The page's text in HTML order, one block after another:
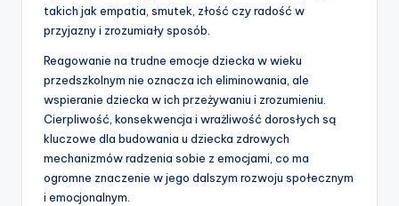
takich jak empatia, smutek, złość czy radość w
przyjazny i zrozumiały sposób.
Reagowanie na trudne emocje dziecka w wieku
przedszkolnym nie oznacza ich eliminowania, ale
wspieranie dziecka w ich przeżywaniu i zrozumieniu.
Cierpliwość, konsekwencja i wrażliwość dorosłych są
kluczowe dla budowania u dziecka zdrowych
mechanizmów radzenia sobie z emocjami, co ma
ogromne znaczenie w jego dalszym rozwoju społecznym
i emocjonalnym.